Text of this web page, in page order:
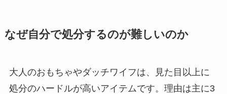
なぜ自分で処分するのが難しいのか
大人のおもちゃやダッチワイフは、見た目以上に
処分のハードルが高いアイテムです。理由は主に3